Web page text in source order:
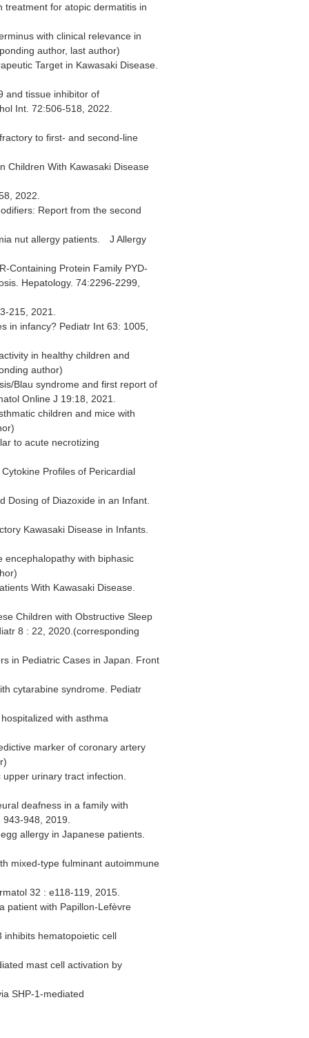
treatment for atopic dermatitis in
with clinical relevance in
author, last author)
Target in Kawasaki Disease.
and tissue inhibitor of
Int. 72:506-518, 2022.
to first- and second-line
Children With Kawasaki Disease
2022.
Report from the second
nut allergy patients. J Allergy
Containing Protein Family PYD-
Hepatology. 74:2296-2299,
215, 2021.
in infancy? Pediatr Int 63: 1005,
in healthy children and
author)
Blau syndrome and first report of
Online J 19:18, 2021.
children and mice with
to acute necrotizing
Profiles of Pericardial
Dosing of Diazoxide in an Infant.
Kawasaki Disease in Infants.
encephalopathy with biphasic
With Kawasaki Disease.
Children with Obstructive Sleep
8 : 22, 2020.(corresponding
in Pediatric Cases in Japan. Front
cytarabine syndrome. Pediatr
with asthma
marker of coronary artery
urinary tract infection.
deafness in a family with
948, 2019.
allergy in Japanese patients.
mixed-type fulminant autoimmune
32 : e118-119, 2015.
patient with Papillon-Lefèvre
inhibits hematopoietic cell
mast cell activation by
SHP-1-mediated